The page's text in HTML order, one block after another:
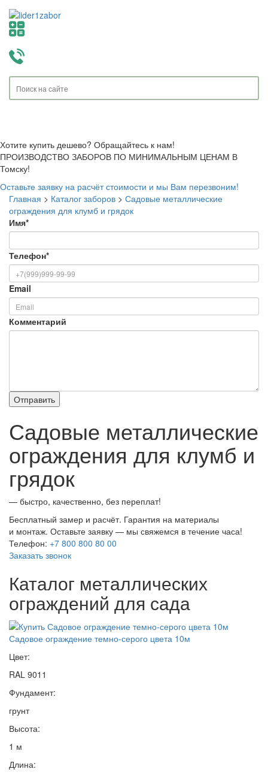
Хотите купить дешево? Обращайтесь к нам!
ПРОИЗВОДСТВО ЗАБОРОВ ПО МИНИМАЛЬНЫМ ЦЕНАМ В
Томску!
Оставьте заявку на расчёт стоимости и мы Вам перезвоним!
Главная > Каталог заборов > Садовые металлические
ограждения для клумб и грядок
Имя*
Телефон*
Email
Комментарий
Садовые металлические
ограждения для клумб и
грядок
— быстро, качественно, без переплат!
Бесплатный замер и расчёт. Гарантия на материалы
и монтаж. Оставьте заявку — мы свяжемся в течение часа!
Телефон: +7 800 800 80 00
Заказать звонок
Каталог металлических
ограждений для сада
Садовое ограждение темно-серого цвета 10м
Цвет:
RAL 9011
Фундамент:
грунт
Высота:
1 м
Длина: